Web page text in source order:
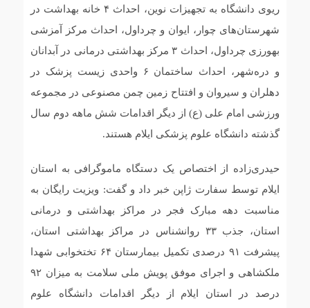
ریوی دانشگاه به تجهیزات نوین، احداث ۴ خانه بهداشت در
شهرستان‌های چوار، ایوان و چرداول، احداث مرکز آمزشی
بهورزی چرداول، احداث ۳ مرکز بهداشتی درمانی در آبدانان
و دره‌شهر، احداث ساختمان ۶ واحدی زیست پزشک در
دهلران و سیروان و افتتاح زمین چمن مصنوعی در مجموعه
ورزشی امام علی (ع) از دیگر اقدامات شش ماهه دوم سال
گذشته دانشگاه علوم پزشکی ایلام هستند.
حیدری‌زاده از اختصاص یک دستگاه ماموگرافی به استان
ایلام توسط سفارت ژاپن خبر داد و گفت: ویزیت رایگان به
مناسبت دهه مبارک فجر در مراکز بهداشتی و درمانی
استان، جذب ۳۳ روانشناس در مراکز بهداشتی استان،
پیشرفت ۹۱ درصدی تکمیل بیمارستان ۶۴ تختخوابی شهدا
ملکشاهی و اجرای موفق پویش ملی سلامت به میزان ۹۲
درصد در استان ایلام از دیگر اقدامات دانشگاه علوم